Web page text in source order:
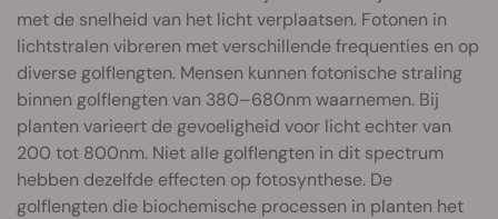
met de snelheid van het licht verplaatsen. Fotonen in
lichtstralen vibreren met verschillende frequenties en op
diverse golflengten. Mensen kunnen fotonische straling
binnen golflengten van 380–680nm waarnemen. Bij
planten varieert de gevoeligheid voor licht echter van
200 tot 800nm. Niet alle golflengten in dit spectrum
hebben dezelfde effecten op fotosynthese. De
golflengten die biochemische processen in planten het